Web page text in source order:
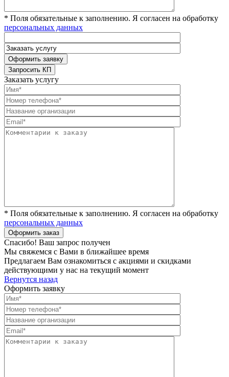
* Поля обязательные к заполнению. Я согласен на обработку
персональных данных
Заказать услугу
* Поля обязательные к заполнению. Я согласен на обработку
персональных данных
Спасибо! Ваш запрос получен
Мы свяжемся с Вами в ближайшее время
Предлагаем Вам ознакомиться с акциями и скидками
действующими у нас на текущий момент
Вернутся назад
Оформить заявку